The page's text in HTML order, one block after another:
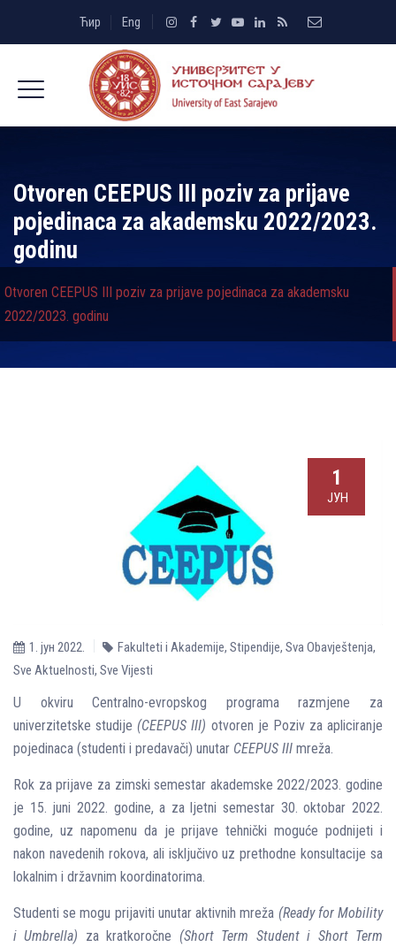
Ћир Eng
Otvoren CEEPUS III poziv za prijave
pojedinaca za akademsku 2022/2023.
godinu
Otvoren CEEPUS III poziv za prijave pojedinaca za akademsku
2022/2023. godinu
1
ЈУН
1. јун 2022. Fakulteti i Akademije, Stipendije, Sva Obavještenja,
Sve Aktuelnosti, Sve Vijesti
U okviru Centralno-evropskog programa razmjene za
univerzitetske studije(CEEPUS III) otvoren je Poziv za apliciranje
pojedinaca (studenti i predavači) unutar CEEPUS III mreža.
Rok za prijave za zimski semestar akademske 2022/2023. godine
je 15. juni 2022. godine, a za ljetni semestar 30. oktobar 2022.
godine, uz napomenu da je prijave tehnički moguće podnijeti i
nakon navedenih rokova, ali isključivo uz prethodne konsultacije sa
lokalnim i državnim koordinatorima.
Studenti se mogu prijaviti unutar aktivnih mreža (Ready for Mobility
i Umbrella) za kratkoročne (Short Term Student i Short Term